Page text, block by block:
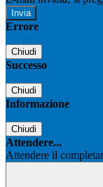
Errore
Chiudi
Successo
Chiudi
Informazione
Chiudi
Attendere...
Attendere il